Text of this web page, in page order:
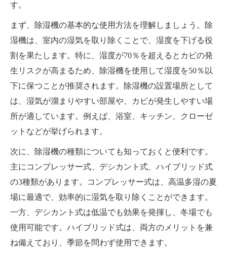
す。
まず、除湿機の基本的な使用方法を理解しましょう。除
湿機は、室内の湿気を取り除くことで、湿度を下げる役
割を果たします。特に、湿度が70％を超えるとカビの発
生リスクが高まるため、除湿機を使用して湿度を50％以
下に保つことが推奨されます。除湿機の設置場所として
は、湿気が溜まりやすい部屋や、カビが発生しやすい場
所が適しています。例えば、浴室、キッチン、クローゼ
ットなどが挙げられます。
次に、除湿機の種類についても知っておくと便利です。
主にコンプレッサー式、デシカント式、ハイブリッド式
の3種類があります。コンプレッサー式は、高温多湿の夏
場に最適で、効率的に湿気を取り除くことができます。
一方、デシカント式は低温でも効果を発揮し、冬場でも
使用可能です。ハイブリッド式は、両方のメリットを兼
ね備えており、季節を問わず使用できます。